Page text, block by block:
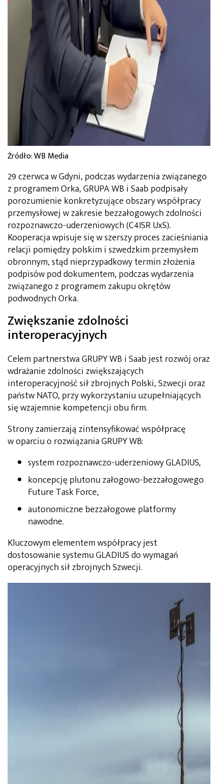
Źródło: WB Media
29 czerwca w Gdyni, podczas wydarzenia związanego
z programem Orka, GRUPA WB i Saab podpisały
porozumienie konkretyzujące obszary współpracy
przemysłowej w zakresie bezzałogowych zdolności
rozpoznawczo-uderzeniowych (C4ISR UxS).
Kooperacja wpisuje się w szerszy proces zacieśniania
relacji pomiędzy polskim i szwedzkim przemysłem
obronnym, stąd nieprzypadkowy termin złożenia
podpisów pod dokumentem, podczas wydarzenia
związanego z programem zakupu okrętów
podwodnych Orka.
Zwiększanie zdolności
interoperacyjnych
Celem partnerstwa GRUPY WB i Saab jest rozwój oraz
wdrażanie zdolności zwiększających
interoperacyjność sił zbrojnych Polski, Szwecji oraz
państw NATO, przy wykorzystaniu uzupełniających
się wzajemnie kompetencji obu firm.
Strony zamierzają zintensyfikować współpracę
w oparciu o rozwiązania GRUPY WB:
system rozpoznawczo-uderzeniowy GLADIUS,
koncepcję plutonu załogowo-bezzałogowego
Future Task Force,
autonomiczne bezzałogowe platformy
nawodne.
Kluczowym elementem współpracy jest
dostosowanie systemu GLADIUS do wymagań
operacyjnych sił zbrojnych Szwecji.